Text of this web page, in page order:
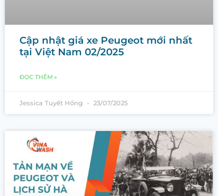
Cập nhật giá xe Peugeot mới nhất
tại Việt Nam 02/2025
ĐỌC THÊM »
Jessica Tuyết Hồng 23/07/2025